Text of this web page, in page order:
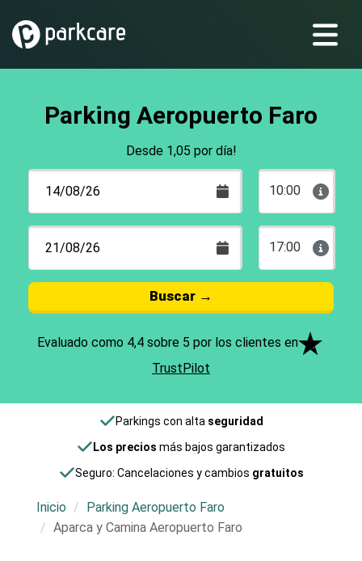
Parking Aeropuerto Faro
Desde 1,05 por día!
10:00
17:00
Buscar →
Evaluado como 4,4 sobre 5 por los clientes en
TrustPilot
Parkings con alta seguridad
Los precios más bajos garantizados
Seguro: Cancelaciones y cambios gratuitos
Inicio
Parking Aeropuerto Faro
Aparca y Camina Aeropuerto Faro